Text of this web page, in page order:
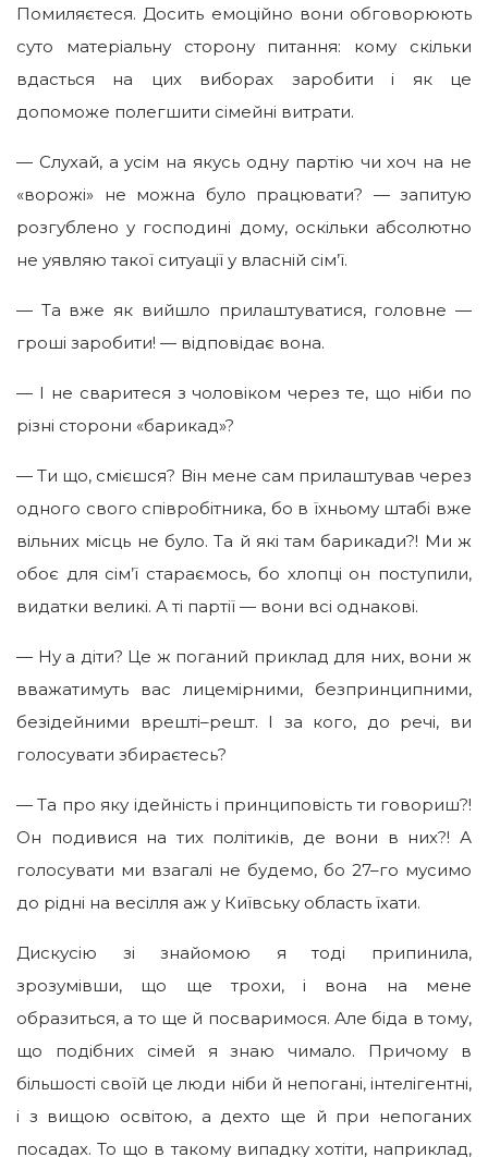
Помиляєтеся. Досить емоційно вони обговорюють
суто матеріальну сторону питання: кому скільки
вдасться на цих виборах заробити і як це
допоможе полегшити сімейні витрати.
— Слухай, а усім на якусь одну партію чи хоч на не
«ворожі» не можна було працювати? — запитую
розгублено у господині дому, оскільки абсолютно
не уявляю такої ситуації у власній сім’ї.
— Та вже як вийшло прилаштуватися, головне —
гроші заробити! — відповідає вона.
— І не сваритеся з чоловіком через те, що ніби по
різні сторони «барикад»?
— Ти що, смієшся? Він мене сам прилаштував через
одного свого співробітника, бо в їхньому штабі вже
вільних місць не було. Та й які там барикади?! Ми ж
обоє для сім’ї стараємось, бо хлопці он поступили,
видатки великі. А ті партії — вони всі однакові.
— Ну а діти? Це ж поганий приклад для них, вони ж
вважатимуть вас лицемірними, безпринципними,
безідейними врешті–решт. І за кого, до речі, ви
голосувати збираєтесь?
— Та про яку ідейність і принциповість ти говориш?!
Он подивися на тих політиків, де вони в них?! А
голосувати ми взагалі не будемо, бо 27–го мусимо
до рідні на весілля аж у Київську область їхати.
Дискусію зі знайомою я тоді припинила,
зрозумівши, що ще трохи, і вона на мене
образиться, а то ще й посваримося. Але біда в тому,
що подібних сімей я знаю чимало. Причому в
більшості своїй це люди ніби й непогані, інтелігентні,
і з вищою освітою, а дехто ще й при непоганих
посадах. То що в такому випадку хотіти, наприклад,